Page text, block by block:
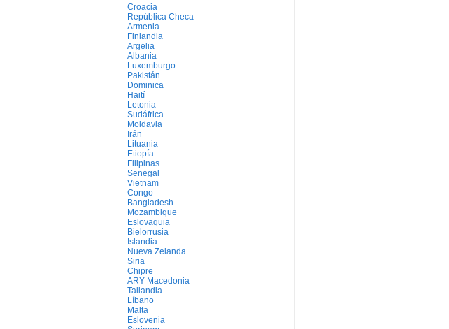
Croacia
República Checa
Armenia
Finlandia
Argelia
Albania
Luxemburgo
Pakistán
Dominica
Haití
Letonia
Sudáfrica
Moldavia
Irán
Lituania
Etiopía
Filipinas
Senegal
Vietnam
Congo
Bangladesh
Mozambique
Eslovaquia
Bielorrusia
Islandia
Nueva Zelanda
Siria
Chipre
ARY Macedonia
Tailandia
Líbano
Malta
Eslovenia